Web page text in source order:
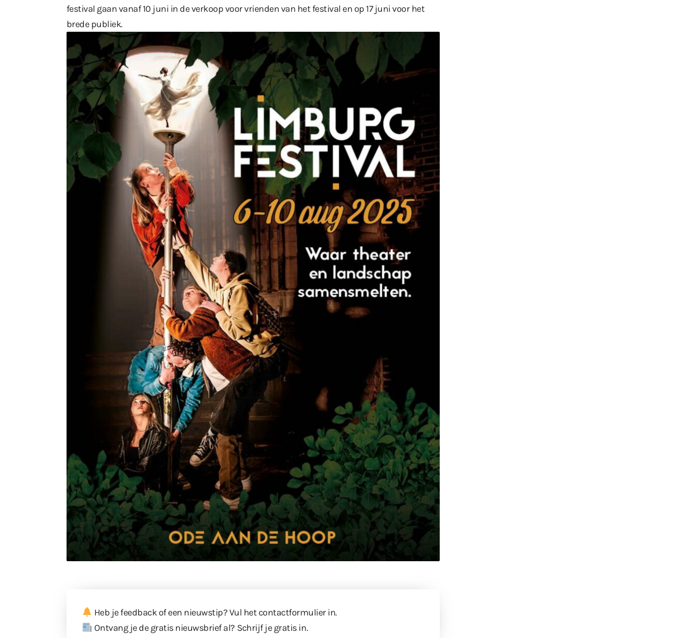
festival gaan vanaf 10 juni in de verkoop voor vrienden van het festival en op 17 juni voor het
brede publiek.
Heb je feedback of een nieuwstip? Vul het contactformulierin.
Ontvang je de gratis nieuwsbrief al? Schrijf je gratis in.